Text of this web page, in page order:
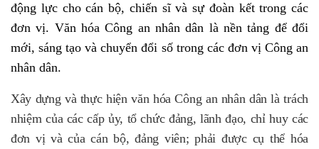
động lực cho cán bộ, chiến sĩ và sự đoàn kết trong các
đơn vị. Văn hóa Công an nhân dân là nền tảng để đổi
mới, sáng tạo và chuyển đổi số trong các đơn vị Công an
nhân dân.
Xây dựng và thực hiện văn hóa Công an nhân dân là trách
nhiệm của các cấp ủy, tổ chức đảng, lãnh đạo, chỉ huy các
đơn vị và của cán bộ, đảng viên; phải được cụ thể hóa